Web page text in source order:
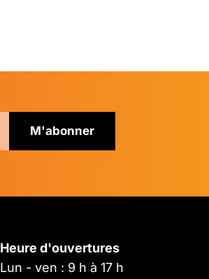
Heure d'ouvertures
Lun - ven : 9 h à 17 h